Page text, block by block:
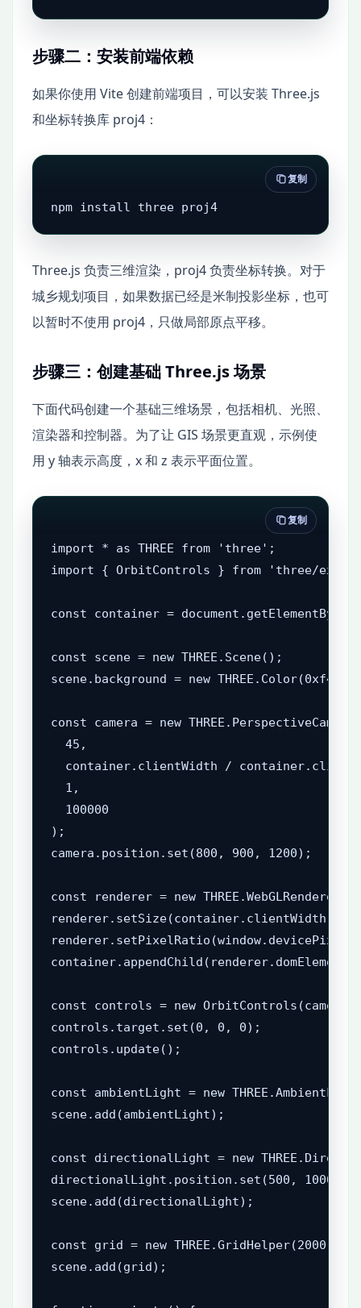
步骤二：安装前端依赖
如果你使用 Vite 创建前端项目，可以安装 Three.js
和坐标转换库 proj4：
npm install three proj4
复制
Three.js 负责三维渲染，proj4 负责坐标转换。对于
城乡规划项目，如果数据已经是米制投影坐标，也可
以暂时不使用 proj4，只做局部原点平移。
步骤三：创建基础 Three.js 场景
下面代码创建一个基础三维场景，包括相机、光照、
渲染器和控制器。为了让 GIS 场景更直观，示例使
用 y 轴表示高度，x 和 z 表示平面位置。
import * as THREE from 'three';
import { OrbitControls } from 'three/
const container =
const scene = new THREE.Scene();
scene.background = new
const camera = new
  45,
container.clientWidth /
  1,
  100000
);
camera.position.set(800, 900, 1200);
const renderer = new
renderer.setSize(container.clientWidth,
const controls = new OrbitControls(camera,
controls.target.set(0, 0, 0);
controls.update();
const ambientLight = new
scene.add(ambientLight);
const directionalLight = new
directionalLight.position.set(500, 1000,
scene.add(directionalLight);
const grid = new THREE.GridHelper(2000,
scene.add(grid);
复制